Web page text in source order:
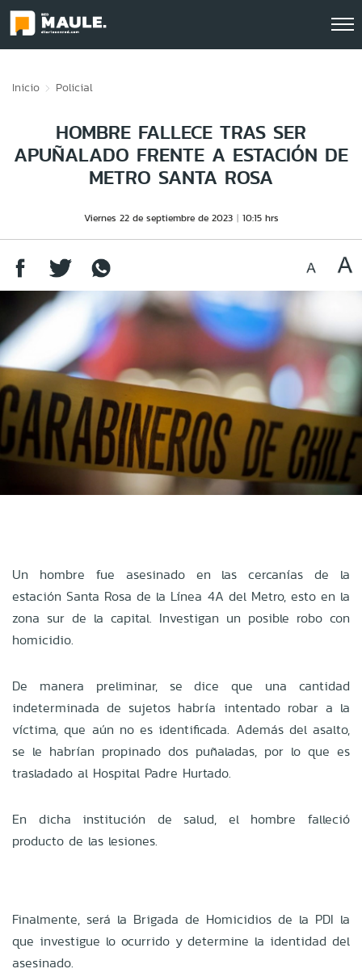
Inicio Policial
HOMBRE FALLECE TRAS SER
APUÑALADO FRENTE A ESTACIÓN DE
METRO SANTA ROSA
Viernes 22 de septiembre de 2023 10:15 hrs
Un hombre fue asesinado en las cercanías de la
estación Santa Rosa de la Línea 4A del Metro, esto en la
zona sur de la capital. Investigan un posible robo con
homicidio.
De manera preliminar, se dice que una cantidad
indeterminada de sujetos habría intentado robar a la
víctima, que aún no es identificada. Además del asalto,
se le habrían propinado dos puñaladas, por lo que es
trasladado al Hospital Padre Hurtado.
En dicha institución de salud, el hombre falleció
producto de las lesiones.
Finalmente, será la Brigada de Homicidios de la PDI la
que investigue lo ocurrido y determine la identidad del
asesinado.